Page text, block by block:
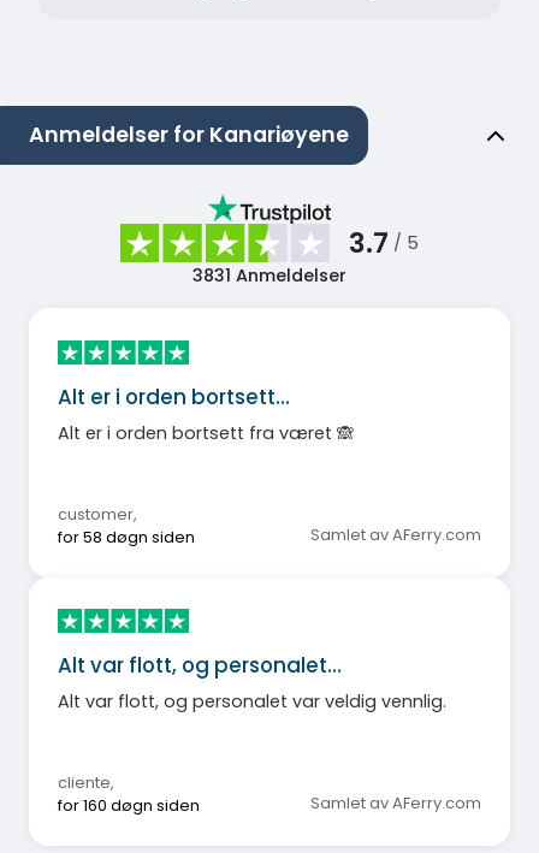
Anmeldelser for Kanariøyene
3.7 / 5
3831 Anmeldelser
Alt er i orden bortsett…
Alt er i orden bortsett fra været 🙈
customer,
for 58 døgn siden
Samlet av AFerry.com
Alt var flott, og personalet…
Alt var flott, og personalet var veldig vennlig.
cliente,
for 160 døgn siden
Samlet av AFerry.com